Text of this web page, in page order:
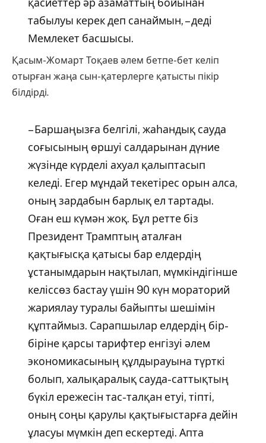
табылуы керек деп санаймын, – деді
Мемлекет басшысы.
Қасым-Жомарт Тоқаев әлем бетпе-бет келіп
отырған жаңа сын-қатерлерге қатысты пікір
білдірді.
– Баршаңызға белгілі, жаһандық сауда
соғысының өршуі салдарынан дүние
жүзінде күрделі ахуал қалыптасып
келеді. Егер мұндай текетірес орын алса,
оның зардабын барлық ел тартады.
Оған еш күмән жоқ. Бұл ретте біз
Президент Трамптың аталған
қақтығысқа қатысы бар елдердің
ұстанымдарын нақтылап, мүмкіндігінше
келіссөз бастау үшін 90 күн мораторий
жариялау туралы байыпты шешімін
құптаймыз. Сарапшылар елдердің бір-
біріне қарсы тарифтер енгізуі әлем
экономикасының құлдырауына түрткі
болып, халықаралық сауда-саттықтың
бүкіл ережесін тас-талқан етуі, тіпті,
оның соңы қарулы қақтығыстарға дейін
ұласуы мүмкін деп ескертеді. Апта